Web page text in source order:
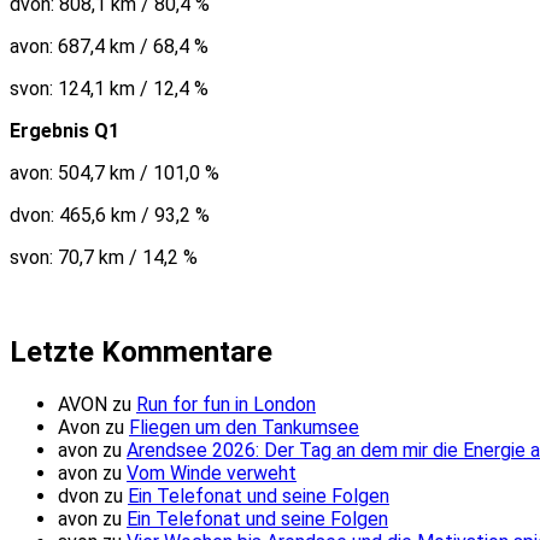
avon: 687,4 km / 68,4 %
svon: 124,1 km / 12,4 %
Ergebnis Q1
avon: 504,7 km / 101,0 %
dvon: 465,6 km / 93,2 %
svon: 70,7 km / 14,2 %
Letzte Kommentare
AVON zu Run for fun in London
Avon zu Fliegen um den Tankumsee
avon zu Arendsee 2026: Der Tag an dem mir die Energie
avon zu Vom Winde verweht
dvon zu Ein Telefonat und seine Folgen
avon zu Ein Telefonat und seine Folgen